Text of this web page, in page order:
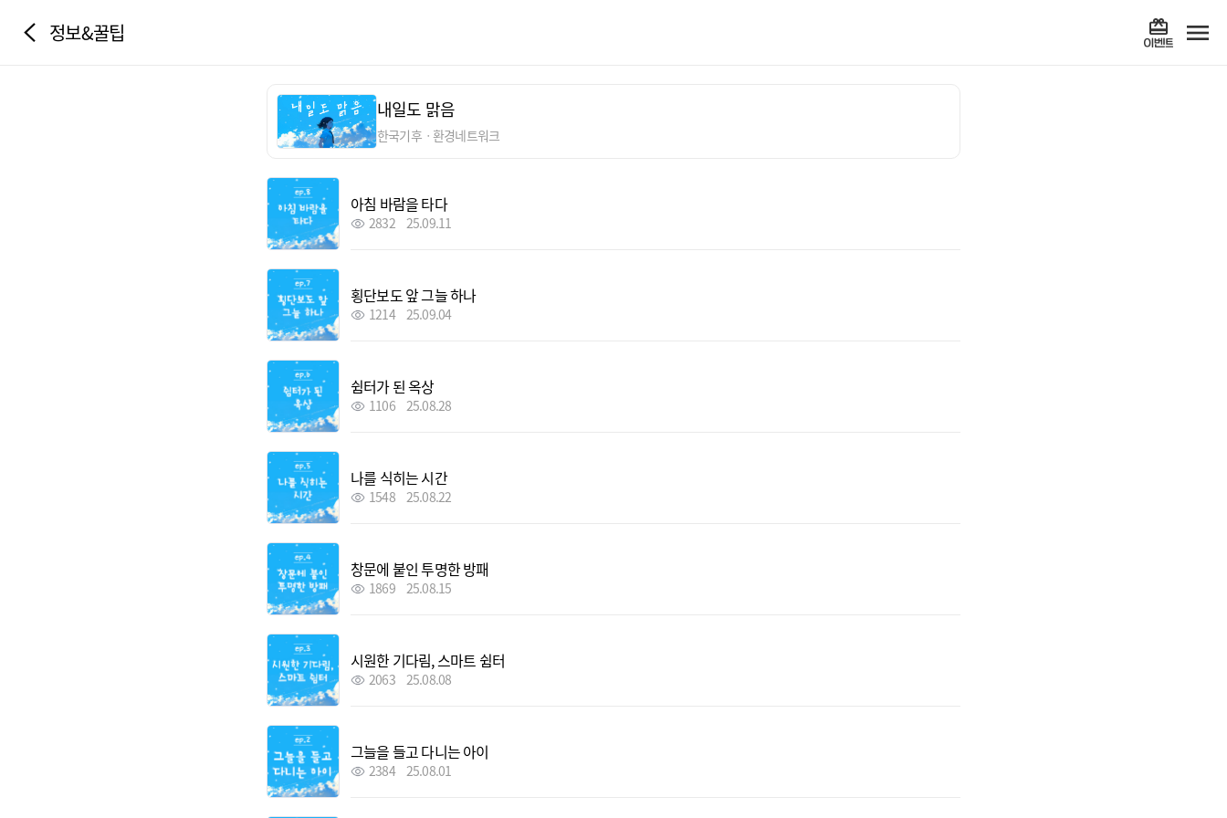
정보&꿀팁
내일도 맑음
한국기후ㆍ환경네트워크
아침 바람을 타다
2832 25.09.11
횡단보도 앞 그늘 하나
1214 25.09.04
쉼터가 된 옥상
1106 25.08.28
나를 식히는 시간
1548 25.08.22
창문에 붙인 투명한 방패
1869 25.08.15
시원한 기다림, 스마트 쉼터
2063 25.08.08
그늘을 들고 다니는 아이
2384 25.08.01